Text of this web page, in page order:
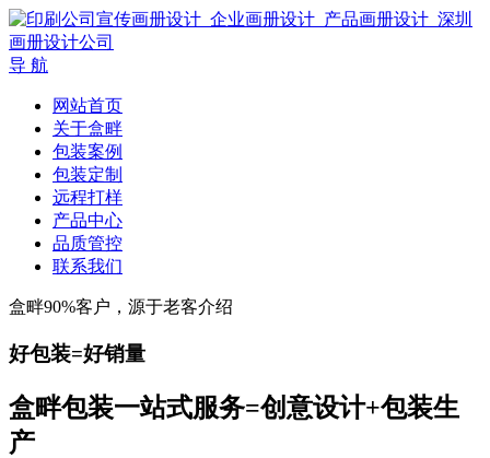
导 航
网站首页
关于盒畔
包装案例
包装定制
远程打样
产品中心
品质管控
联系我们
盒畔90%客户，源于老客介绍
好包装=好销量
盒畔包装一站式服务=创意设计+包装生
产